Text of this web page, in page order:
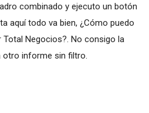
combinado y ejecuto un botón
aquí todo va bien, ¿Cómo puedo
Negocios?. No consigo la
otro informe sin filtro.